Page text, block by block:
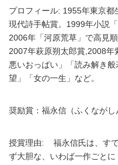
プロフィール: 1955年東京
現代詩手帖賞。1999年小説
2006年「河原荒草」で高見
2007年萩原朔太郎賞,2008年
悪いおっぱい」「読み解き
望」「女の一生」など。
奨励賞：福永信（ふくながし
授賞理由: 福永信氏は、すで
ず大胆な、いわば一作ごと